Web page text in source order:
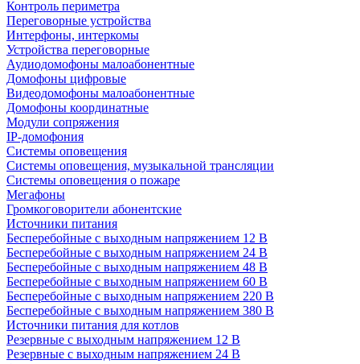
Контроль периметра
Переговорные устройства
Интерфоны, интеркомы
Устройства переговорные
Аудиодомофоны малоабонентные
Домофоны цифровые
Видеодомофоны малоабонентные
Домофоны координатные
Модули сопряжения
IP-домофония
Системы оповещения
Системы оповещения, музыкальной трансляции
Системы оповещения о пожаре
Мегафоны
Громкоговорители абонентские
Источники питания
Бесперебойные с выходным напряжением 12 В
Бесперебойные с выходным напряжением 24 В
Бесперебойные с выходным напряжением 48 В
Бесперебойные с выходным напряжением 60 В
Бесперебойные с выходным напряжением 220 В
Бесперебойные с выходным напряжением 380 В
Источники питания для котлов
Резервные с выходным напряжением 12 В
Резервные с выходным напряжением 24 В